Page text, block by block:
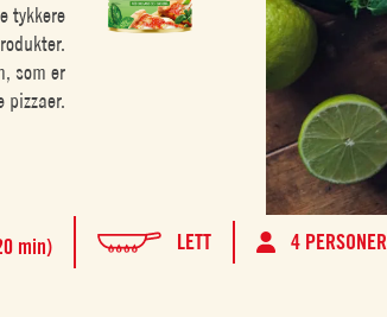
tykkere
som er
pizzaer.
min) LETT 4 PERSONER